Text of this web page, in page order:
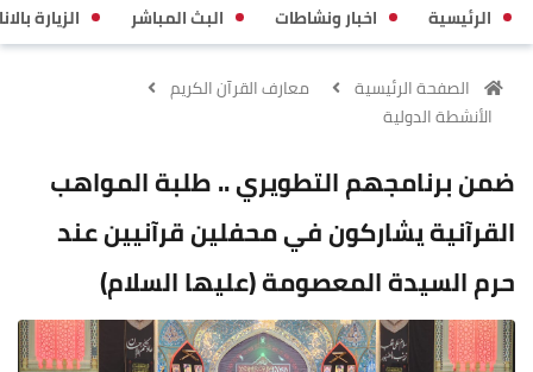
الرئيسية اخبار ونشاطات البث المباشر الزيارة
الصفحة الرئيسية
معارف القرآن الكريم
الأنشطة الدولية
ضمن برنامجهم التطويري .. طلبة المواهب
القرآنية يشاركون في محفلين قرآنيين عند
حرم السيدة المعصومة (عليها السلام)